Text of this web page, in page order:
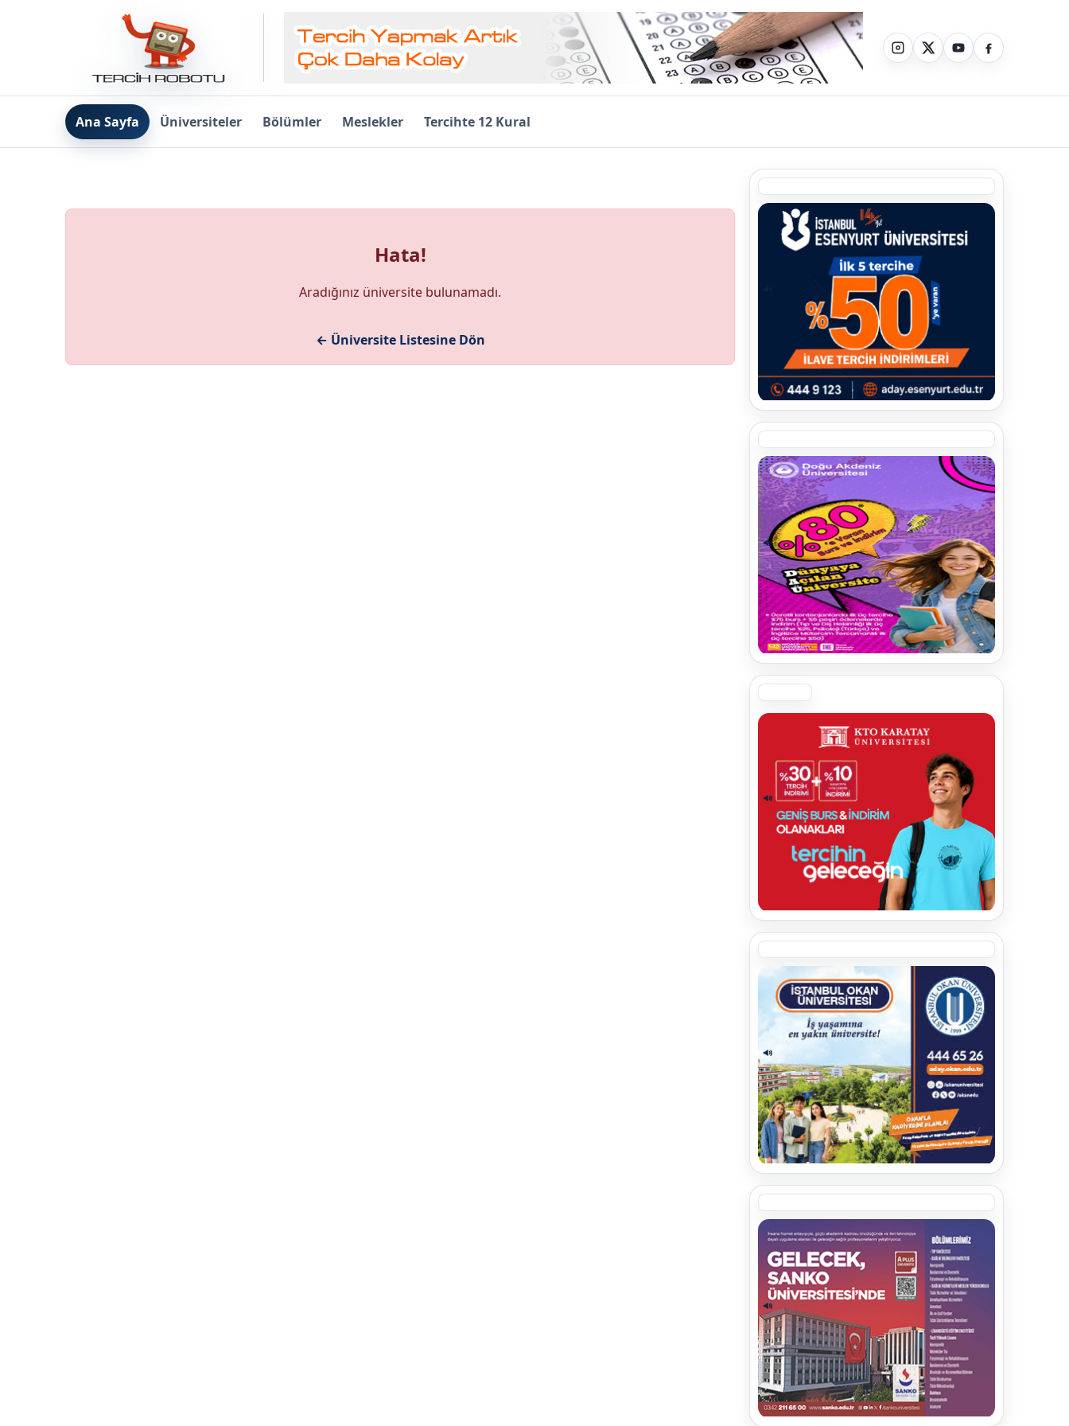
Ana Sayfa Üniversiteler Bölümler Meslekler Tercihte 12 Kural
Hata!
Aradığınız üniversite bulunamadı.
← Üniversite Listesine Dön